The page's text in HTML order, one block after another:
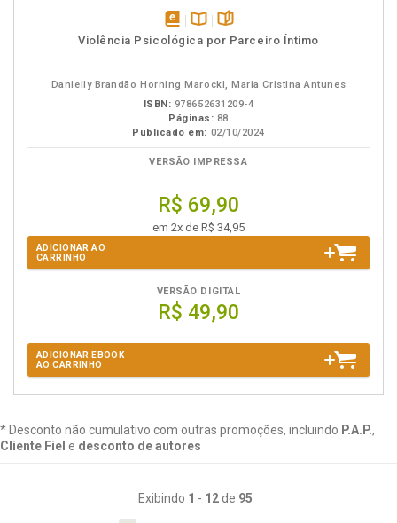
disponívelDisponível
páginas
Violência Psicológica por Parceiro Íntimo
Danielly Brandão Horning Marocki, Maria Cristina Antunes
ISBN: 978652631209-4
Páginas: 88
Publicado em: 02/10/2024
VERSÃO IMPRESSA
R$ 69,90
em 2x de R$ 34,95
ADICIONAR AO
CARRINHO
VERSÃO DIGITAL
R$ 49,90
ADICIONAR EBOOK
AO CARRINHO
* Desconto não cumulativo com outras promoções, incluindo P.A.P.,
Cliente Fiel e desconto de autores
Exibindo 1 - 12de 95